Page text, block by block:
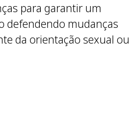
para garantir um
defendendo mudanças
da orientação sexual ou